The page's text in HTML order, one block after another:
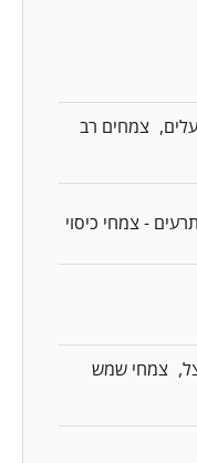
צמחים רב
- צמחי כיסוי
צמחי שמש